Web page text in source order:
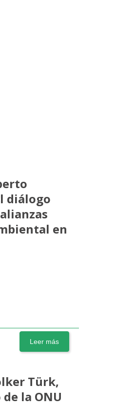
diálogo
en
Leer más
Türk,
la ONU